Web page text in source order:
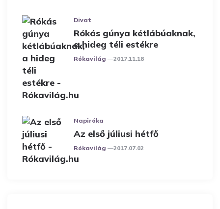
Divat
Rókás gúnya kétlábúaknak,
a hideg téli estékre
Posted
Rókavilág 2017.11.18
Napiróka
Az első júliusi hétfő
Posted
Rókavilág 2017.07.02